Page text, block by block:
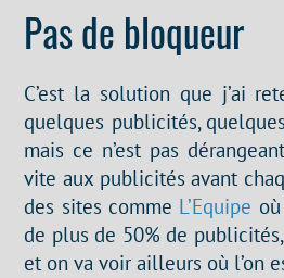
Pas de bloqueur
C’est la solution que j’ai
quelques publicités,
mais ce n’est pas
vite aux publicités avant
des sites comme L’Equipe
de plus de 50% de
et on va voir ailleurs où l’on